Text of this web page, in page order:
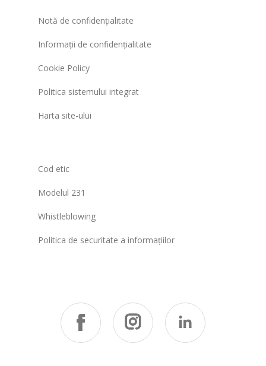
Notă de confidențialitate
Informații de confidențialitate
Cookie Policy
Politica sistemului integrat
Harta site-ului
Cod etic
Modelul 231
Whistleblowing
Politica de securitate a informațiilor